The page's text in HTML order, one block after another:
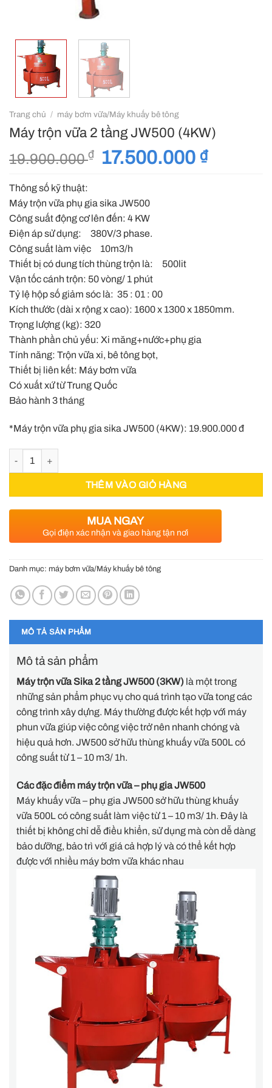
Trang chủ / máy bơm vữa/Máy khuấy bê tông
Máy trộn vữa 2 tầng JW500 (4KW)
19.900.000₫
Giá
19.900.000 ₫.
17.500.000 ₫Giá
Thông số kỹ thuật:
Máy trộn vữa phụ gia sika JW500
Công suất động cơ lên đến: 4 KW
Điện áp sử dụng: 380V/3 phase.
Công suất làm việc 10m3/h
Thiết bị có dung tích thùng trộn là: 500lit
Vận tốc cánh trộn: 50 vòng/ 1 phút
Tỷ lệ hộp số giảm sóc là: 35 : 01 : 00
Kích thước (dài x rộng x cao): 1600 x 1300 x 1850mm.
Trọng lượng (kg): 320
Thành phần chủ yếu: Xi măng+nước+phụ gia
Tính năng: Trộn vữa xi, bê tông bọt,
Thiết bị liên kết: Máy bơm vữa
Có xuất xứ từ Trung Quốc
Bảo hành 3 tháng
*Máy trộn vữa phụ gia sika JW500 (4KW): 19.900.000 đ
THÊM VÀO GIỎ HÀNG
MUA NGAY
Gọi điện xác nhận và giao hàng tận nơi
Danh mục: máy bơm vữa/Máy khuấy bê tông
MÔ TẢ SẢN PHẨM
Mô tả sản phẩm
Máy trộn vữa Sika 2 tầng JW500 (3KW) là một trong
những sản phẩm phục vụ cho quá trình tạo vữa tong các
công trình xây dựng. Máy thường được kết hợp với máy
phun vữa giúp việc công việc trở nên nhanh chóng và
hiệu quả hơn. JW500 sở hữu thùng khuấy vữa 500L có
công suất từ 1 – 10 m3/ 1h.
Các đặc điểm máy trộn vữa – phụ gia JW500
Máy khuấy vữa – phụ gia JW500 sở hữu thùng khuấy
vữa 500L có công suất làm việc từ 1 – 10 m3/ 1h. Đây là
thiết bị không chỉ dễ điều khiển, sử dụng mà còn dễ dàng
bảo dưỡng, bảo trì với giá cả hợp lý và có thể kết hợp
được với nhiều máy bơm vữa khác nhau